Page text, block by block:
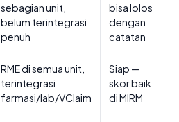
sebagian unit,
belum terintegrasi
penuh
bisa lolos
dengan
catatan
RME di semua unit,
terintegrasi
farmasi/lab/VClaim
Siap —
skor baik
di MIRM